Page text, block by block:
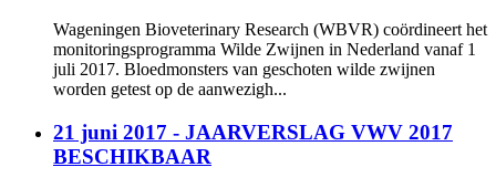
Wageningen Bioveterinary Research (WBVR) coördineert het
monitoringsprogramma Wilde Zwijnen in Nederland vanaf 1
juli 2017. Bloedmonsters van geschoten wilde zwijnen
worden getest op de aanwezigh...
21 juni 2017 - JAARVERSLAG VWV 2017
BESCHIKBAAR